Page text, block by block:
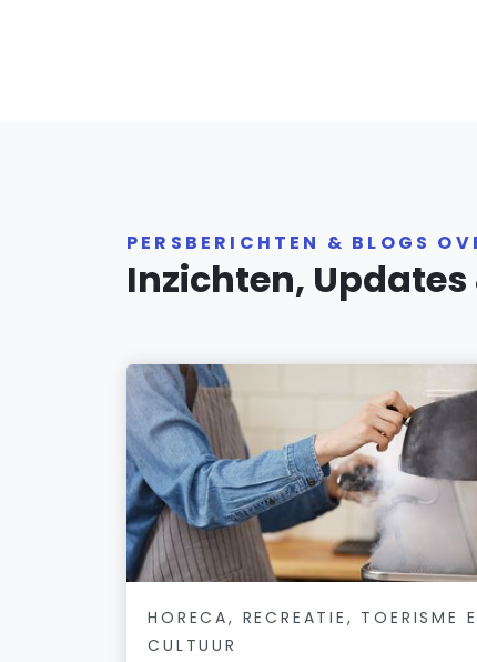
PERSBERICHTEN & BLOGS
Inzichten, Updates
HORECA, RECREATIE, TOERISME
CULTUUR